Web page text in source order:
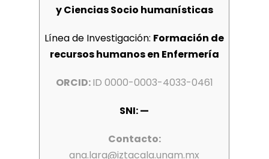
y Ciencias Socio humanísticas
Línea de Investigación: Formación de
recursos humanos en Enfermería
ORCID:ID 0000-0003-4033-0461
SNI: —
Contacto:
ana.lara@iztacala.unam.mx